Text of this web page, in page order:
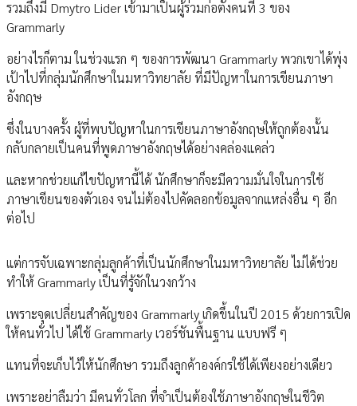
รวมถึงมี Dmytro Lider เข้ามาเป็นผู้ร่วมก่อตั้งคนที่ 3 ของ
Grammarly
อย่างไรก็ตาม ในช่วงแรก ๆ ของการพัฒนา Grammarly พวกเขาได้พุ่ง
เป้าไปที่กลุ่มนักศึกษาในมหาวิทยาลัย ที่มีปัญหาในการเขียนภาษา
อังกฤษ
ซึ่งในบางครั้ง ผู้ที่พบปัญหาในการเขียนภาษาอังกฤษให้ถูกต้องนั้น
กลับกลายเป็นคนที่พูดภาษาอังกฤษได้อย่างคล่องแคล่ว
และหากช่วยแก้ไขปัญหานี้ได้ นักศึกษาก็จะมีความมั่นใจในการใช้
ภาษาเขียนของตัวเอง จนไม่ต้องไปคัดลอกข้อมูลจากแหล่งอื่น ๆ อีก
ต่อไป
แต่การจับเฉพาะกลุ่มลูกค้าที่เป็นนักศึกษาในมหาวิทยาลัย ไม่ได้ช่วย
ทำให้ Grammarly เป็นที่รู้จักในวงกว้าง
เพราะจุดเปลี่ยนสำคัญของ Grammarly เกิดขึ้นในปี 2015 ด้วยการเปิด
ให้คนทั่วไป ได้ใช้ Grammarly เวอร์ชันพื้นฐาน แบบฟรี ๆ
แทนที่จะเก็บไว้ให้นักศึกษา รวมถึงลูกค้าองค์กรใช้ได้เพียงอย่างเดียว
เพราะอย่าลืมว่า มีคนทั่วโลก ที่จำเป็นต้องใช้ภาษาอังกฤษในชีวิต